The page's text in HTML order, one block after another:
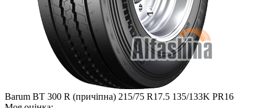
Barum BT 300 R (причіпна) 215/75 R17.5 135/133K PR16